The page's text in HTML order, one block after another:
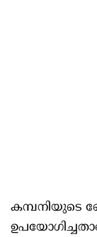
കമ്പനിയുടെ